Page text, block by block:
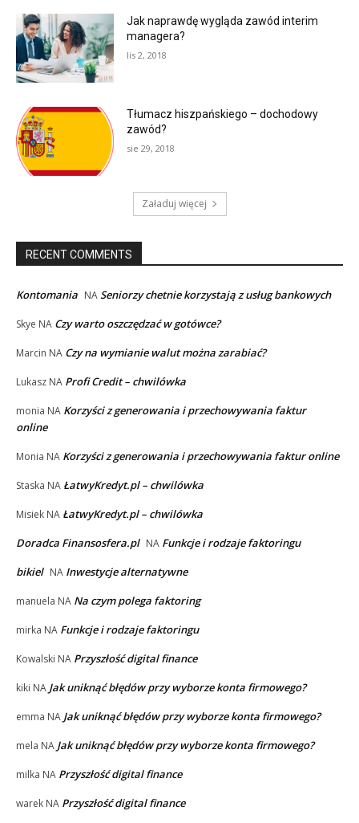
Jak naprawdę wygląda zawód interim
managera?
lis 2, 2018
Tłumacz hiszpańskiego – dochodowy
zawód?
sie 29, 2018
Załaduj więcej
RECENT COMMENTS
Kontomania NASeniorzy chetnie korzystają z usług bankowych
Skye NA Czy warto oszczędzać w gotówce?
Marcin NA Czy na wymianie walut można zarabiać?
Lukasz NA Profi Credit – chwilówka
monia NA Korzyści z generowania i przechowywania faktur
online
Monia NA Korzyści z generowania i przechowywania faktur online
Staska NA ŁatwyKredyt.pl – chwilówka
Misiek NA ŁatwyKredyt.pl – chwilówka
Doradca Finansosfera.pl NA Funkcje i rodzaje faktoringu
bikiel NA Inwestycje alternatywne
manuela NA Na czym polega faktoring
mirka NA Funkcje i rodzaje faktoringu
Kowalski NA Przyszłość digital finance
kiki NA Jak uniknąć błędów przy wyborze konta firmowego?
emma NA Jak uniknąć błędów przy wyborze konta firmowego?
mela NA Jak uniknąć błędów przy wyborze konta firmowego?
milka NA Przyszłość digital finance
warek NA Przyszłość digital finance